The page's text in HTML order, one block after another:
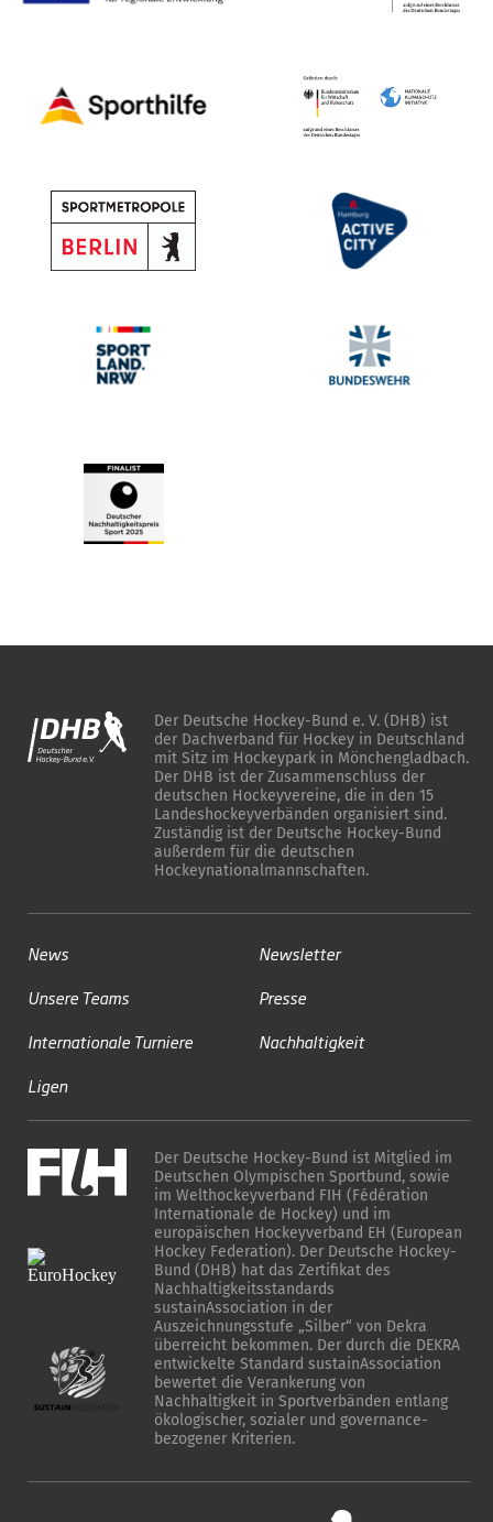
Der Deutsche Hockey-Bund e. V. (DHB) ist
der Dachverband für Hockey in Deutschland
mit Sitz im Hockeypark in Mönchengladbach.
Der DHB ist der Zusammenschluss der
deutschen Hockeyvereine, die in den 15
Landeshockeyverbänden organisiert sind.
Zuständig ist der Deutsche Hockey-Bund
außerdem für die deutschen
Hockeynationalmannschaften.
News
Unsere Teams
Internationale Turniere
Ligen
Newsletter
Presse
Nachhaltigkeit
Der Deutsche Hockey-Bund ist Mitglied im
Deutschen Olympischen Sportbund, sowie
im Welthockeyverband FIH (Fédération
Internationale de Hockey) und im
europäischen Hockeyverband EH (European
Hockey Federation). Der Deutsche Hockey-
Bund (DHB) hat das Zertifikat des
Nachhaltigkeitsstandards
sustainAssociation in der
Auszeichnungsstufe „Silber“ von Dekra
überreicht bekommen. Der durch die DEKRA
entwickelte Standard sustainAssociation
bewertet die Verankerung von
Nachhaltigkeit in Sportverbänden entlang
ökologischer, sozialer und governance-
bezogener Kriterien.